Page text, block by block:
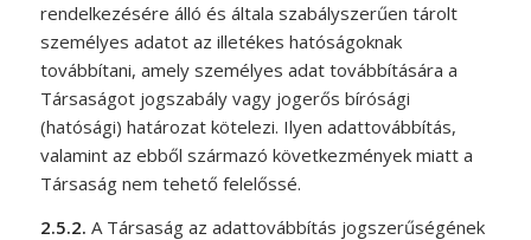
rendelkezésére álló és általa szabályszerűen tárolt
személyes adatot az illetékes hatóságoknak
továbbítani, amely személyes adat továbbítására a
Társaságot jogszabály vagy jogerős bírósági
(hatósági) határozat kötelezi. Ilyen adattovábbítás,
valamint az ebből származó következmények miatt a
Társaság nem tehető felelőssé.
2.5.2. A Társaság az adattovábbítás jogszerűségének